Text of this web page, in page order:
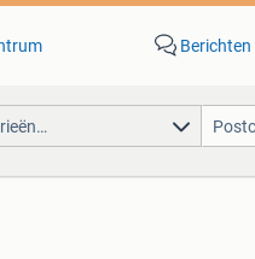
Berichten